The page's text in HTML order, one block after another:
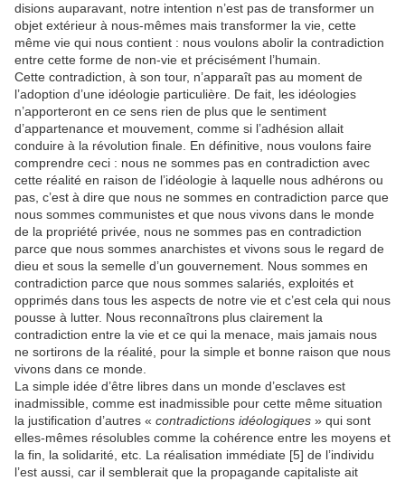
disions auparavant, notre intention n’est pas de transformer un
objet extérieur à nous-mêmes mais transformer la vie, cette
même vie qui nous contient : nous voulons abolir la contradiction
entre cette forme de non-vie et précisément l’humain.
Cette contradiction, à son tour, n’apparaît pas au moment de
l’adoption d’une idéologie particulière. De fait, les idéologies
n’apporteront en ce sens rien de plus que le sentiment
d’appartenance et mouvement, comme si l’adhésion allait
conduire à la révolution finale. En définitive, nous voulons faire
comprendre ceci : nous ne sommes pas en contradiction avec
cette réalité en raison de l’idéologie à laquelle nous adhérons ou
pas, c’est à dire que nous ne sommes en contradiction parce que
nous sommes communistes et que nous vivons dans le monde
de la propriété privée, nous ne sommes pas en contradiction
parce que nous sommes anarchistes et vivons sous le regard de
dieu et sous la semelle d’un gouvernement. Nous sommes en
contradiction parce que nous sommes salariés, exploités et
opprimés dans tous les aspects de notre vie et c’est cela qui nous
pousse à lutter. Nous reconnaîtrons plus clairement la
contradiction entre la vie et ce qui la menace, mais jamais nous
ne sortirons de la réalité, pour la simple et bonne raison que nous
vivons dans ce monde.
La simple idée d’être libres dans un monde d’esclaves est
inadmissible, comme est inadmissible pour cette même situation
la justification d’autres « contradictions idéologiques » qui sont
elles-mêmes résolubles comme la cohérence entre les moyens et
la fin, la solidarité, etc. La réalisation immédiate [5] de l’individu
l’est aussi, car il semblerait que la propagande capitaliste ait